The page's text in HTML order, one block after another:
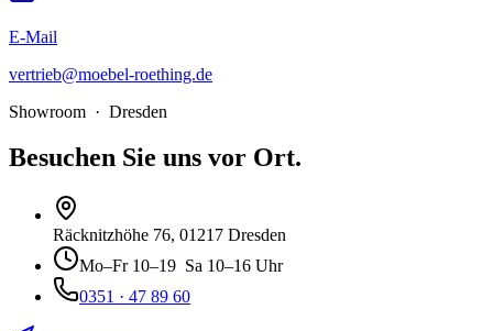
E-Mail
vertrieb@moebel-roething.de
Showroom · Dresden
Besuchen Sie uns vor Ort.
Räcknitzhöhe 76, 01217 Dresden
Mo–Fr10–19 Sa 10–16 Uhr
0351 · 47 89 60